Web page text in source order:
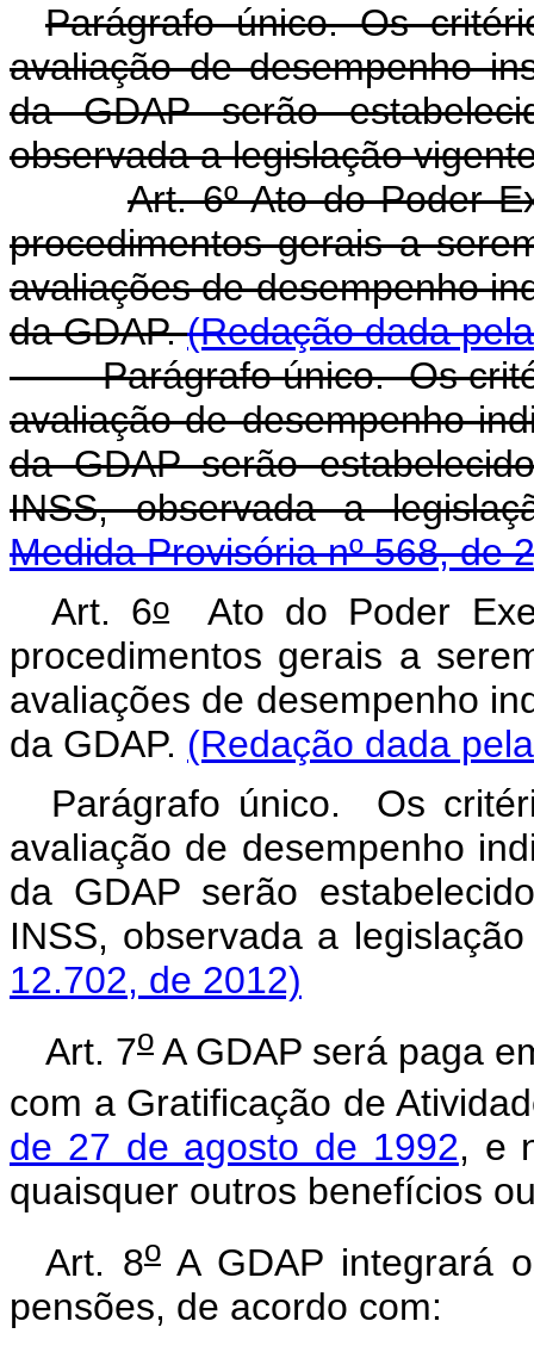
Parágrafo único. Os
avaliação de desempenho
da GDAP serão
observada a legislação
Art. 6º Ato do Poder
procedimentos gerais a
avaliações de desempenho
da GDAP.(Redação dada
Parágrafo único. Os
avaliação de desempenho
da GDAP serão
INSS, observada a
Medida Provisória nº 568, de
Art. 6oAto do Poder
procedimentos gerais a
avaliações de desempenho
da GDAP. (Redação dada
Parágrafo único. Os
avaliação de desempenho
da GDAP serão
INSS, observada a
12.702, de 2012)
Art. 7o A GDAP será paga
com a Gratificação de
de 27 de agosto de 1992, e
quaisquer outros benefícios
Art. 8oA GDAP integrará
pensões, de acordo com: